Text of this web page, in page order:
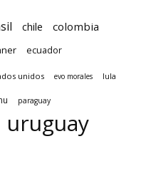
chile colombia
ecuador
unidos evo morales lula
paraguay
uruguay